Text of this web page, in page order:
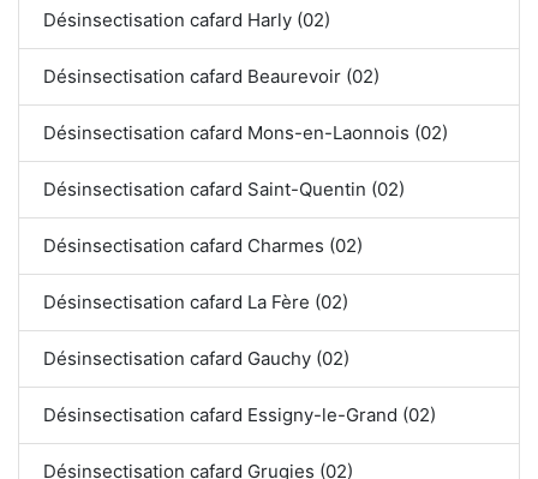
Désinsectisation cafard Harly (02)
Désinsectisation cafard Beaurevoir (02)
Désinsectisation cafard Mons-en-Laonnois (02)
Désinsectisation cafard Saint-Quentin (02)
Désinsectisation cafard Charmes (02)
Désinsectisation cafard La Fère (02)
Désinsectisation cafard Gauchy (02)
Désinsectisation cafard Essigny-le-Grand (02)
Désinsectisation cafard Grugies (02)